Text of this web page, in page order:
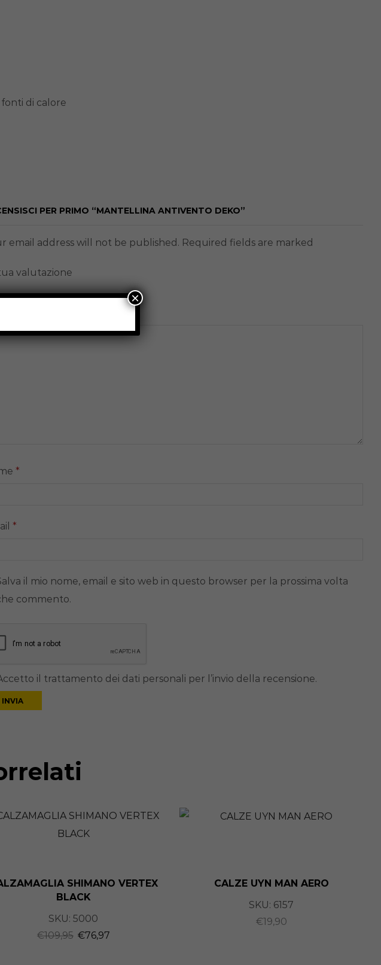
di calore
PER PRIMO “MANTELLINA ANTIVENTO DEKO”
email address will not be published. Required fields are marked
valutazione
*
*
il mio nome, email e sito web in questo browser per la prossima volta
commento.
il trattamento dei dati personali per l’invio della recensione.
SHIMANO VERTEX
BLACK
SKU:5000
€109,95 €76,97
CALZE UYN MAN AERO
SKU: 6157
€19,90
×